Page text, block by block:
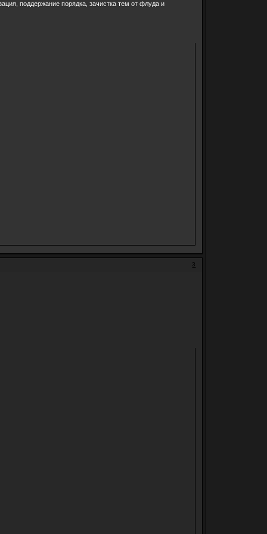
поддержание порядка, зачистка тем от флуда и
3